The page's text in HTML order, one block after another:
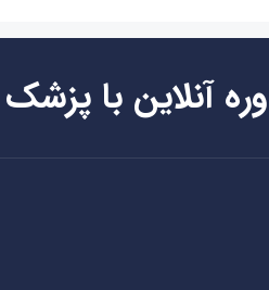
آنلاین با پزشک